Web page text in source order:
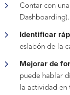
Contar con una
Dashboarding).
Identificar
eslabón de la
Mejorar de
puede hablar
la actividad